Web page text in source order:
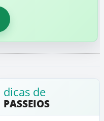
dicas de
PASSEIOS